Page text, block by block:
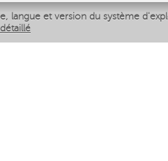
langue et version du système
Вытяжки
Духовые